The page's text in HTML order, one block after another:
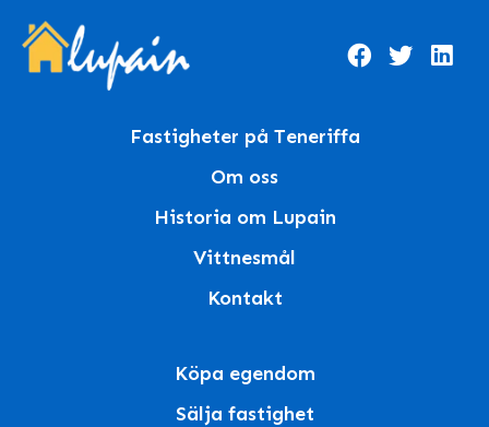
Fastigheter på Teneriffa
Om oss
Historia om Lupain
Vittnesmål
Kontakt
Köpa egendom
Sälja fastighet